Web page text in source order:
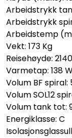
Arbeidstrykk
Arbeidstrykk
Arbeidstemp
Vekt: 173 Kg
Reisehøyde:
Varmetap: 138
Volum BF spiral:
Volum SOL12
Volum tank tot:
Energiklasse: C